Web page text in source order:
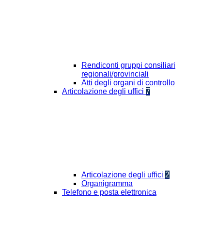
Rendiconti gruppi consiliari
regionali/provinciali
Atti degli organi di controllo
Articolazione degli uffici 7
Articolazione degli uffici 2
Organigramma
Telefono e posta elettronica